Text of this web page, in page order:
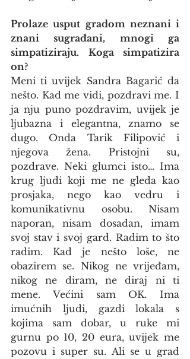
Prolaze usput gradom neznani i
znani sugrađani, mnogi ga
simpatiziraju. Koga simpatizira
on?
Meni ti uvijek Sandra Bagarić da
nešto. Kad me vidi, pozdravi me. I
ja nju puno pozdravim, uvijek je
ljubazna i elegantna, znamo se
dugo. Onda Tarik Filipović i
njegova žena. Pristojni su,
pozdrave. Neki glumci isto… Ima
krug ljudi koji me ne gleda kao
prosjaka, nego kao vedru i
komunikativnu osobu. Nisam
naporan, nisam dosadan, imam
svoj stav i svoj gard. Radim to što
radim. Kad je nešto loše, ne
obazirem se. Nikog ne vrijeđam,
nikog ne diram, ne diraj ni ti
mene. Većini sam OK. Ima
imućnih ljudi, gazdi lokala s
kojima sam dobar, u ruke mi
gurnu po 10, 20 eura, uvijek me
pozovu i super su. Ali se u grad